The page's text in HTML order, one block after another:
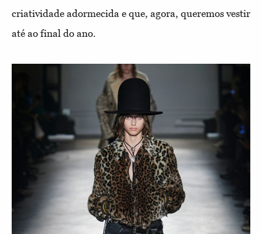
criatividade adormecida e que, agora, queremos vestir
até ao final do ano.